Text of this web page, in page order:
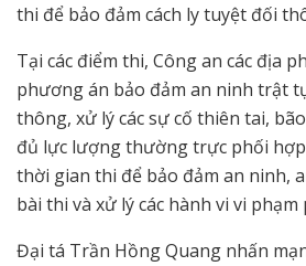
thi để bảo đảm cách ly tuyệt đối
Tại các điểm thi, Công an các địa
phương án bảo đảm an ninh trật
thông, xử lý các sự cố thiên tai,
đủ lực lượng thường trực phối
thời gian thi để bảo đảm an ninh,
bài thi và xử lý các hành vi vi
Đại tá Trần Hồng Quang nhấn